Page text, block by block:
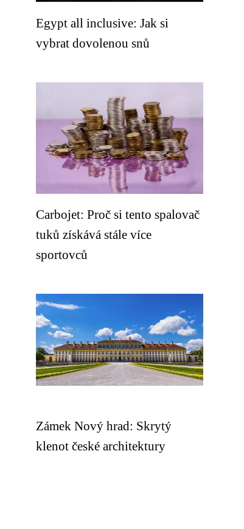
Egypt all inclusive: Jak si
vybrat dovolenou snů
Carbojet: Proč si tento spalovač
tuků získává stále více
sportovců
Zámek Nový hrad: Skrytý
klenot české architektury